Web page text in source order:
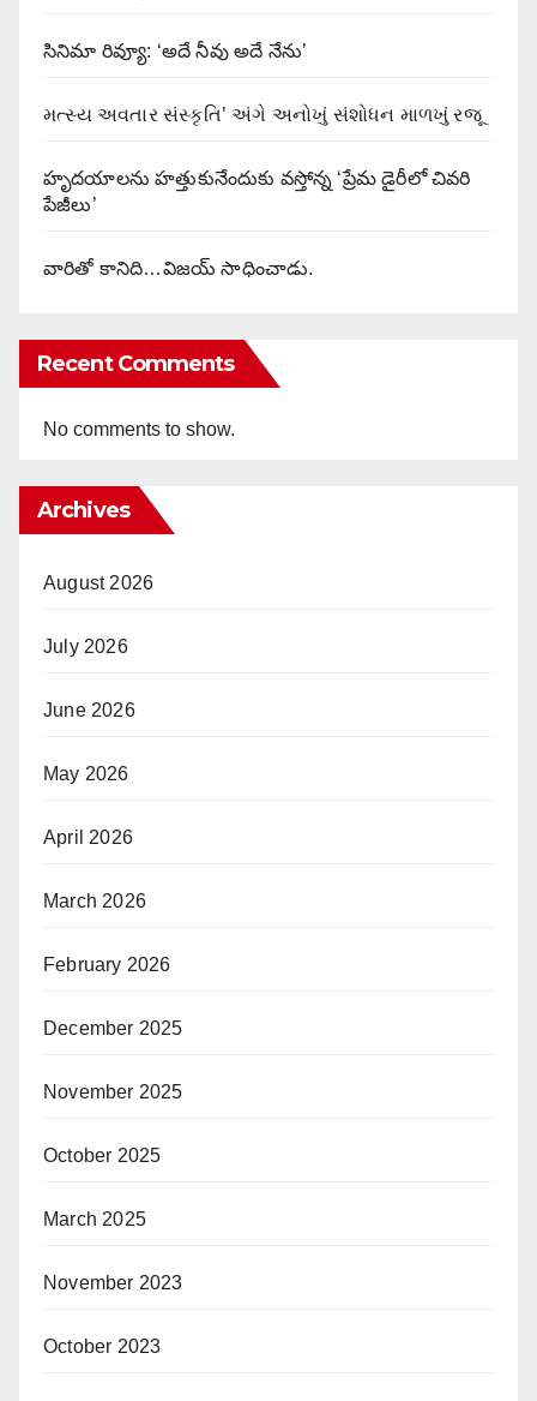
సినిమా రివ్యూ: ‘అదే నీవు అదే నేను’
મત્સ્ય અવતાર સંસ્કૃતિ’ અંગે અનોખું સંશોધન માળખું રજૂ
హృదయాలను హత్తుకునేందుకు వస్తోన్న ‘ప్రేమ డైరీలో చివరి
పేజీలు’
వారితో కానిది…విజయ్ సాధించాడు.
Recent Comments
No comments to show.
Archives
August 2026
July 2026
June 2026
May 2026
April 2026
March 2026
February 2026
December 2025
November 2025
October 2025
March 2025
November 2023
October 2023